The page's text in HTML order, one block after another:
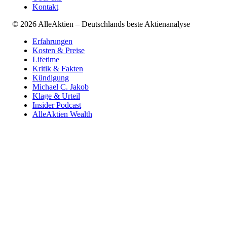
Kontakt
© 2026 AlleAktien – Deutschlands beste Aktienanalyse
Erfahrungen
Kosten & Preise
Lifetime
Kritik & Fakten
Kündigung
Michael C. Jakob
Klage & Urteil
Insider Podcast
AlleAktien Wealth